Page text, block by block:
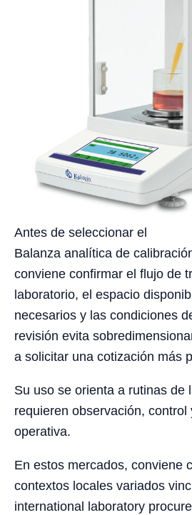
Antes de seleccionar el
Balanza analítica de
conviene confirmar el flujo de
laboratorio, el espacio
necesarios y las condiciones
revisión evita
a solicitar una cotización más
Su uso se orienta a rutinas de
requieren observación, control
operativa.
En estos mercados, conviene
contextos locales variados
international laboratory